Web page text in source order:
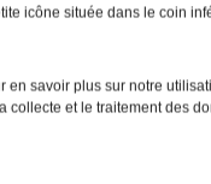
icône située dans le coin
en savoir plus sur notre
collecte et le traitement des